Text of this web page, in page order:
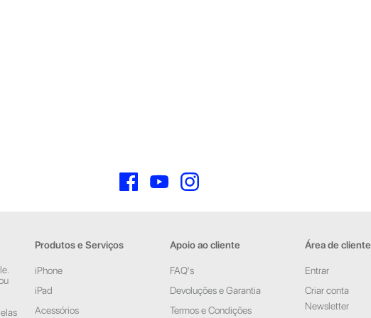
FacebookYouTube
Produtos e Serviços
iPhone
iPad
Acessórios
Apoio ao cliente
FAQ's
Devoluções e Garantia
Termos e Condições
Área de cliente
Entrar
Criar conta
Newsletter